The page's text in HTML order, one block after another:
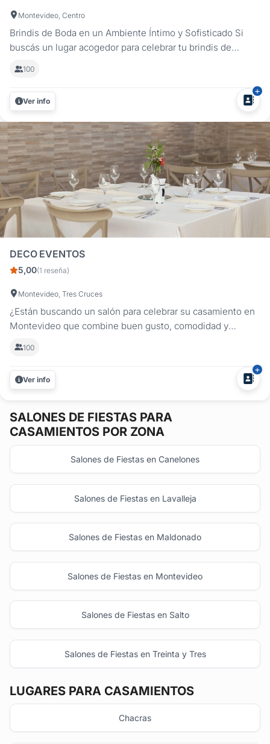
Montevideo, Centro
Brindis de Boda en un Ambiente Íntimo y Sofisticado Si
buscás un lugar acogedor para celebrar tu brindis de
opción ideal. Ubicado a pocas cuadras del Registro Civil,
nuestro restaurante ofrece un espacio elegante y
exclusivo para reunir a tus...
100
Ver info
DECO EVENTOS
5,00(1 reseña)
Montevideo, Tres Cruces
¿Están buscando un salón para celebrar su casamiento en
Montevideo que combine buen gusto, comodidad y
imaginaron. Estamos en la zona de Tres Cruces y
ofrecemos un salón moderno, cálido y con...
100
Ver info
SALONES DE FIESTAS PARA
CASAMIENTOS POR ZONA
Salones de Fiestas en Canelones
Salones de Fiestas en Lavalleja
Salones de Fiestas en Maldonado
Salones de Fiestas en Montevideo
Salones de Fiestas en Salto
Salones de Fiestas en Treinta y Tres
LUGARES PARA CASAMIENTOS
Chacras